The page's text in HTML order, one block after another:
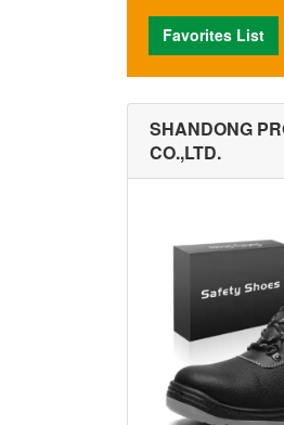
Favorites List
SHANDONG
CO.,LTD.